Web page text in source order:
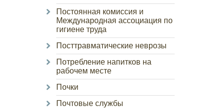
Постоянная комиссия и
Международная ассоциация по
гигиене труда
Посттравматические неврозы
Потребление напитков на
рабочем месте
Почки
Почтовые службы